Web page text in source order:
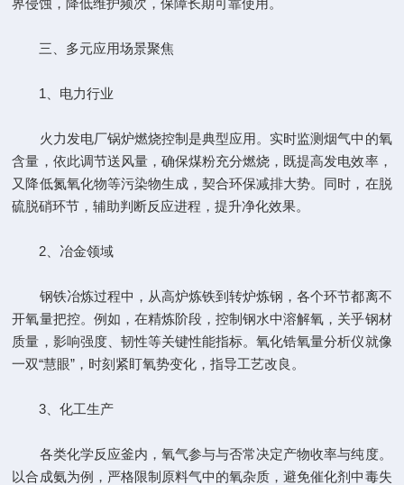
界侵蚀，降低维护频次，保障长期可靠使用。
三、多元应用场景聚焦
1、电力行业
火力发电厂锅炉燃烧控制是典型应用。实时监测烟气中的氧
含量，依此调节送风量，确保煤粉充分燃烧，既提高发电效率，
又降低氮氧化物等污染物生成，契合环保减排大势。同时，在脱
硫脱硝环节，辅助判断反应进程，提升净化效果。
2、冶金领域
钢铁冶炼过程中，从高炉炼铁到转炉炼钢，各个环节都离不
开氧量把控。例如，在精炼阶段，控制钢水中溶解氧，关乎钢材
质量，影响强度、韧性等关键性能指标。氧化锆氧量分析仪就像
一双“慧眼”，时刻紧盯氧势变化，指导工艺改良。
3、化工生产
各类化学反应釜内，氧气参与与否常决定产物收率与纯度。
以合成氨为例，严格限制原料气中的氧杂质，避免催化剂中毒失